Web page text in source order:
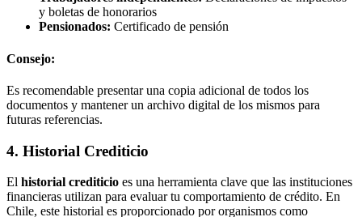
y boletas de honorarios
Pensionados: Certificado de pensión
Consejo:
Es recomendable presentar una copia adicional de todos los
documentos y mantener un archivo digital de los mismos para
futuras referencias.
4. Historial Crediticio
El historial crediticio es una herramienta clave que las instituciones
financieras utilizan para evaluar tu comportamiento de crédito. En
Chile, este historial es proporcionado por organismos como